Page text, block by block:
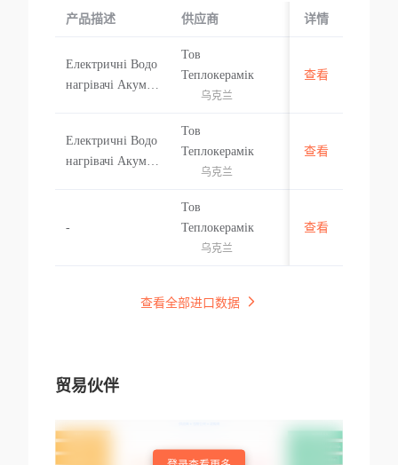
产品描述 供应商 起运国/地区
详情
Електричні Водо
нагрівачі Акумул
тричні Нагрівачі
Занурені; Прилад
иміщень, Ґрунту;
ад, Сушарки Для
Сушарки Для Ру
ичні; Інші Побут
ові Електронагрі
Тов
Теплокерамік
乌克兰
乌克兰
查看
Електричні Водо
нагрівачі Акумул
иміщень, Ґрунту;
ад, Сушарки Для
Щипці Для Гаря
чої Завивки) Або
Тов
Теплокерамік
乌克兰
乌克兰
查看
-
Тов
Теплокерамік
乌克兰
乌克兰
查看
查看全部进口数据
贸易伙伴